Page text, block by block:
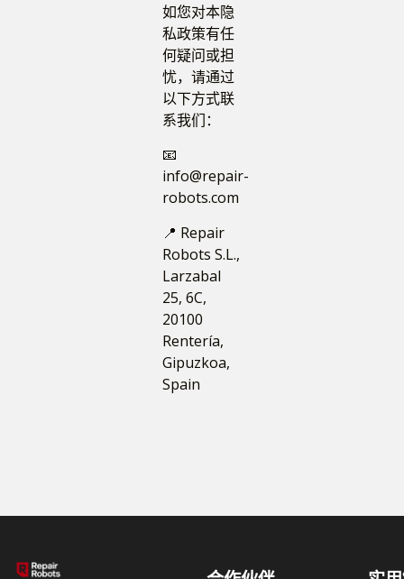
如您对本隐
私政策有任
何疑问或担
忧，请通过
以下方式联
系我们：
📧
info@repair-
robots.com
📍 Repair
Robots S.L.,
Larzabal
25, 6C,
20100
Rentería,
Gipuzkoa,
Spain